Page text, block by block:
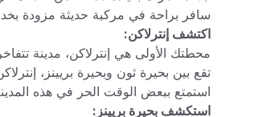
سافر براحة في مركبة حديثة مزودة
اكتشف إنترلاكن:
محطتك الأولى هي إنترلاكن، مدينة
تقع بين بحيرة ثون وبحيرة بريينز،
استمتع ببعض الوقت الحر في هذه المدينة
استكشف بحيرة بريينز: